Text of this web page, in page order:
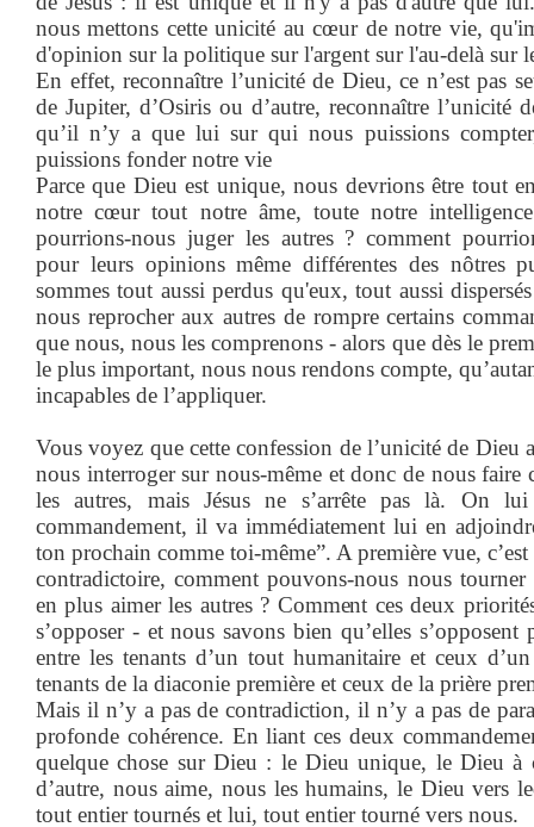
nous mettons cette unicité au cœur de notre vie,
d'opinion sur la politique sur l'argent sur l'au-delà sur
En effet, reconnaître l’unicité de Dieu, ce n’est pas
de Jupiter, d’Osiris ou d’autre, reconnaître l’unicité
qu’il n’y a que lui sur qui nous puissions
puissions fonder notre vie
Parce que Dieu est unique, nous devrions être tout
notre cœur tout notre âme, toute notre
pourrions-nous juger les autres ? comment
pour leurs opinions même différentes des nôtres
sommes tout aussi perdus qu'eux, tout aussi
nous reprocher aux autres de rompre certains
que nous, nous les comprenons - alors que dès le
le plus important, nous nous rendons compte,
incapables de l’appliquer.
Vous voyez que cette confession de l’unicité de Dieu
nous interroger sur nous-même et donc de nous faire
les autres, mais Jésus ne s’arrête pas là. On
commandement, il va immédiatement lui en
ton prochain comme toi-même”. A première vue,
contradictoire, comment pouvons-nous nous
en plus aimer les autres ? Comment ces deux
s’opposer - et nous savons bien qu’elles s’opposent
entre les tenants d’un tout humanitaire et ceux
tenants de la diaconie première et ceux de la prière
Mais il n’y a pas de contradiction, il n’y a pas de
profonde cohérence. En liant ces deux
quelque chose sur Dieu : le Dieu unique, le Dieu à
d’autre, nous aime, nous les humains, le Dieu vers
tout entier tournés et lui, tout entier tourné vers nous.